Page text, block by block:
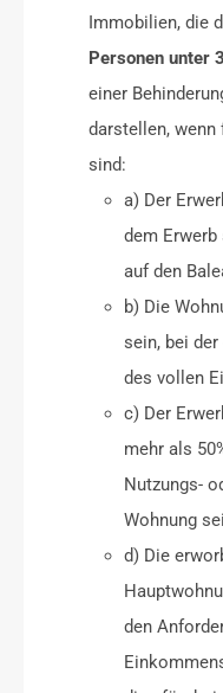
Immobilien, die
Personen unter
einer
darstellen, wenn
sind:
a) Der
dem
auf den
b) Die
sein, bei
des vollen
c) Der
mehr als
Nutzungs-
Wohnung
d) Die
den